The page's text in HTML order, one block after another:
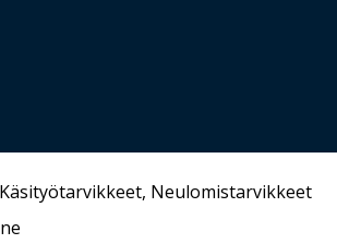
Käsityötarvikkeet, Neulomistarvikkeet